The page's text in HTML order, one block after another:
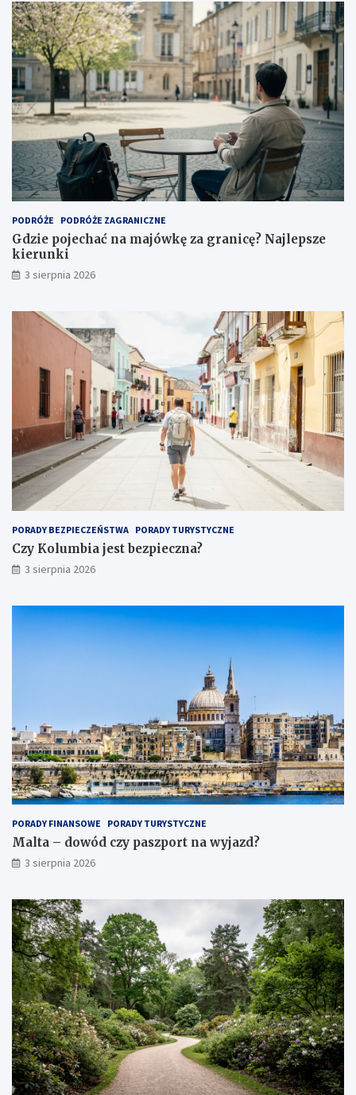
PODRÓŻE PODRÓŻE ZAGRANICZNE
Gdzie pojechać na majówkę za granicę? Najlepsze
kierunki
3 sierpnia 2026
PORADY BEZPIECZEŃSTWA PORADY TURYSTYCZNE
Czy Kolumbia jest bezpieczna?
3 sierpnia 2026
PORADY FINANSOWE PORADY TURYSTYCZNE
Malta – dowód czy paszport na wyjazd?
3 sierpnia 2026